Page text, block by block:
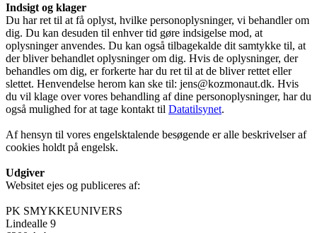
Indsigt og klager
Du har ret til at få oplyst, hvilke personoplysninger, vi behandler om
dig. Du kan desuden til enhver tid gøre indsigelse mod, at
oplysninger anvendes. Du kan også tilbagekalde dit samtykke til, at
der bliver behandlet oplysninger om dig. Hvis de oplysninger, der
behandles om dig, er forkerte har du ret til at de bliver rettet eller
slettet. Henvendelse herom kan ske til: jens@kozmonaut.dk. Hvis
du vil klage over vores behandling af dine personoplysninger, har du
også mulighed for at tage kontakt til Datatilsynet.
Af hensyn til vores engelsktalende besøgende er alle beskrivelser af
cookies holdt på engelsk.
Udgiver
Websitet ejes og publiceres af:
PK SMYKKEUNIVERS
Lindealle 9